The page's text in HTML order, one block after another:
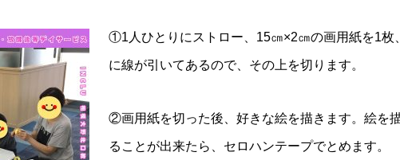
①1人ひとりにストロー、15㎝×2㎝の画用紙を1
に線が引いてあるので、その上を切ります。
②画用紙を切った後、好きな絵を描きます。絵を
ることが出来たら、セロハンテープでとめます。